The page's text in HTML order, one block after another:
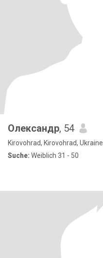
Олександр, 54
Kirovohrad, Kirovohrad, Ukraine
Suche: Weiblich 31 - 50